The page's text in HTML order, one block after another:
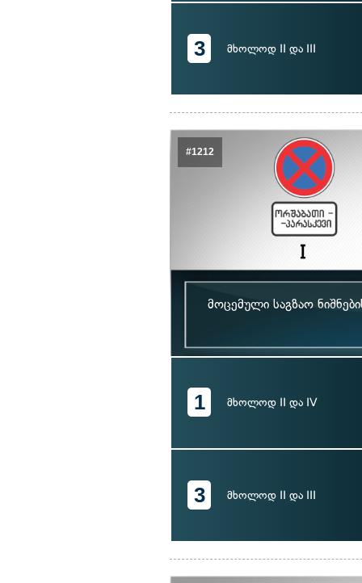
3 მხოლოდ II და III
#1212
მოცემული საგზაო
1 მხოლოდ II და IV
3 მხოლოდ II და III